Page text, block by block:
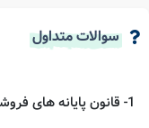
سوالات متداول
1- قانون پایانه های فروشگاهی و سامانه مودیان چیست؟